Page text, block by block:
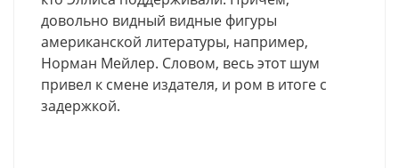
довольно видный видные фигуры
американской литературы, например,
Норман Мейлер. Словом, весь этот шум
привел к смене издателя, и ром в итоге с
задержкой.